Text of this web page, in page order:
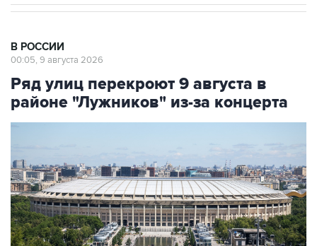
В РОССИИ
00:05, 9 августа 2026
Ряд улиц перекроют 9 августа в
районе "Лужников" из-за концерта